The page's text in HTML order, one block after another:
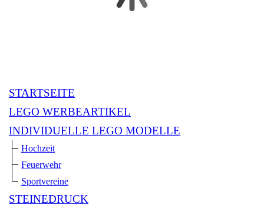
STARTSEITE
LEGO WERBEARTIKEL
INDIVIDUELLE LEGO MODELLE
Hochzeit
Feuerwehr
Sportvereine
STEINEDRUCK